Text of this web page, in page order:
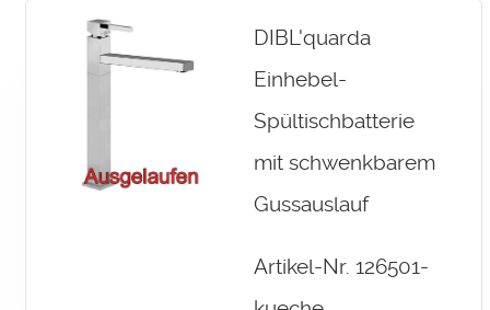
DIBL'quarda
Einhebel-
Spültischbatterie
mit schwenkbarem
Gussauslauf
Artikel-Nr. 126501-